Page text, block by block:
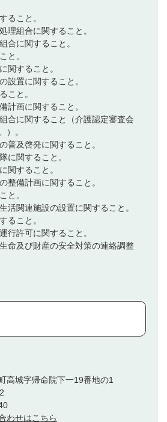
ること。
組合に関すること。
に関すること。
と。
関すること。
置に関すること。
こと。
画に関すること。
合に関すること（介護認定審査会
）。
及啓発に関すること。
関すること。
関すること。
備計画に関すること。
と。
関連施設の設置に関すること。
ること。
許可に関すること。
命及び財産の安全対策の連絡調整
高城字帰命院下一19番地の1
わせはこちら